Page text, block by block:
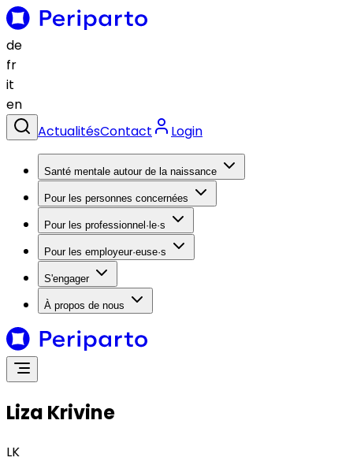
de
fr
it
en
ActualitésContact Login
Santé mentale autour de la naissance
Pour les personnes concernées
Pour les professionnel·le·s
Pour les employeur·euse·s
S'engager
À propos de nous
Liza Krivine
LK